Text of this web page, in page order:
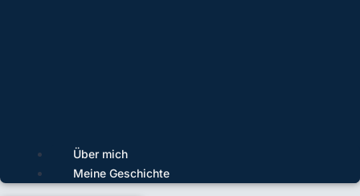
Über mich
Meine Geschichte